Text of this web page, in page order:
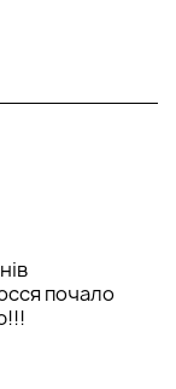
почало